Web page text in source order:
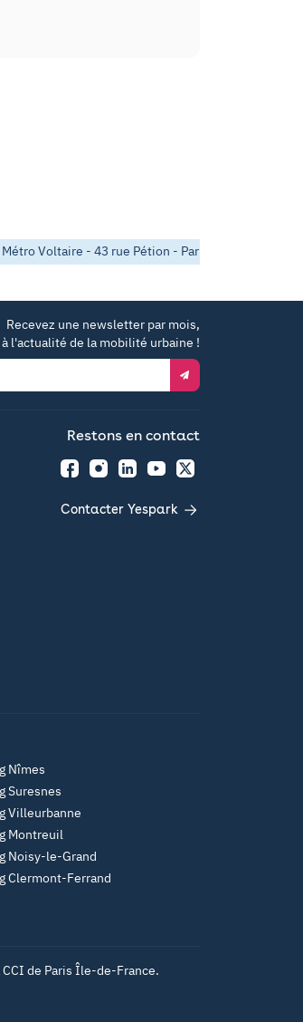
Métro Voltaire - 43 rue Pétion - Paris 11
Recevez une newsletter par mois,
l'actualité de la mobilité urbaine !
Email
Restons en contact
FacebookInstagramLinkedInYouTubeTwitter
Contacter Yespark
Nîmes
Suresnes
Villeurbanne
Montreuil
Noisy-le-Grand
Clermont-Ferrand
de Paris Île-de-France.